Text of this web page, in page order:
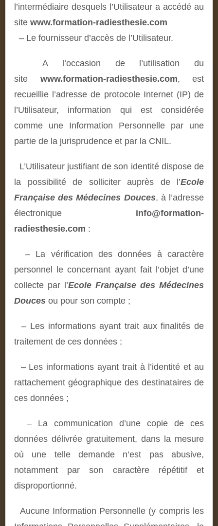
l’intermédiaire desquels l’Utilisateur a accédé au
site www.formation-radiesthesie.com
– Le fournisseur d’accès de l’Utilisateur.
A l’occasion de l’utilisation du
site www.formation-radiesthesie.com, est
recueillie l’adresse de protocole Internet (IP) de
l’Utilisateur, information qui est considérée
comme une Information Personnelle par une
partie de la jurisprudence et par la CNIL.
L’Utilisateur justifiant de son identité dispose de
la possibilité de solliciter auprès de l’Ecole
Française des Médecines Douces, à l’adresse
électronique info@formation-
radiesthesie.com :
– La vérification des données à caractère
personnel le concernant ayant fait l’objet d’une
collecte par l’Ecole Française des Médecines
Douces ou pour son compte ;
– Les informations ayant trait aux finalités de
traitement de ces données ;
– Les informations ayant trait à l’identité et au
rattachement géographique des destinataires de
ces données ;
– La communication d’une copie de ces
données délivrée gratuitement, dans la mesure
où une telle demande n’est pas abusive,
notamment par son caractère répétitif et
disproportionné.
Aucune Information Personnelle (y compris les